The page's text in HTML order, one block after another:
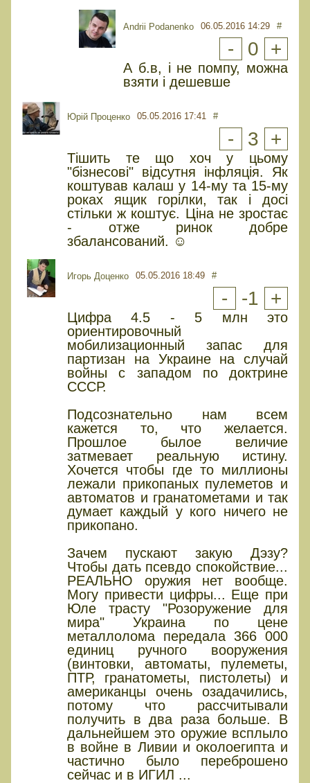
Andrii Podanenko 06.05.2016 14:29 #
- 0 +
А б.в, і не помпу, можна
взяти і дешевше
Юрiй Проценко 05.05.2016 17:41 #
- 3 +
Тішить те що хоч у цьому
"бізнесові" відсутня інфляція. Як
коштував калаш у 14-му та 15-му
роках ящик горілки, так і досі
стільки ж коштує. Ціна не зростає
- отже ринок добре
збалансований. ☺
Игорь Доценко 05.05.2016 18:49 #
- -1 +
Цифра 4.5 - 5 млн это
ориентировочный
мобилизационный запас для
партизан на Украине на случай
войны с западом по доктрине
СССР.
Подсознательно нам всем
кажется то, что желается.
Прошлое былое величие
затмевает реальную истину.
Хочется чтобы где то миллионы
лежали прикопаных пулеметов и
автоматов и гранатометами и так
думает каждый у кого ничего не
прикопано.
Зачем пускают закую Дэзу?
Чтобы дать псевдо спокойствие...
РЕАЛЬНО оружия нет вообще.
Могу привести цифры... Еще при
Юле трасту "Розоружение для
мира" Украина по цене
металлолома передала 366 000
единиц ручного вооружения
(винтовки, автоматы, пулеметы,
ПТР, гранатометы, пистолеты) и
американцы очень озадачились,
потому что рассчитывали
получить в два раза больше. В
дальнейшем это оружие всплыло
в войне в Ливии и околоегипта и
частично было переброшено
сейчас и в ИГИЛ ...